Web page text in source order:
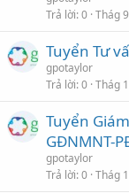
Trả lời 0 Thág
Tuyển Tư
gpotaylor
Trả lời 0 Thág
Tuyển
GĐNMNT-
gpotaylor
Trả lời 0 Thág